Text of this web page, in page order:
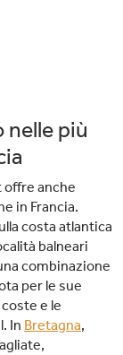
nelle più
offre anche
in Francia.
costa atlantica
balneari
combinazione
per le sue
e le
In Bretagna,